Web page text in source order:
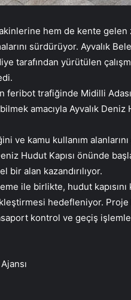
hem de kente
sürdürüyor. Ayvalık
tarafından yürütülen
feribot trafiğinde Midilli
amacıyla Ayvalık
ve kamu kullanım
Hudut Kapısı önünde
bir alan kazandırılıyor.
ile birlikte, hudut
hedefleniyor. Proje
kontrol ve geçiş